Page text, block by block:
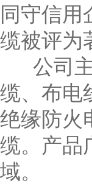
同守信用
缆被评为
公司主
缆、布电
绝缘防火
缆。产品
域。